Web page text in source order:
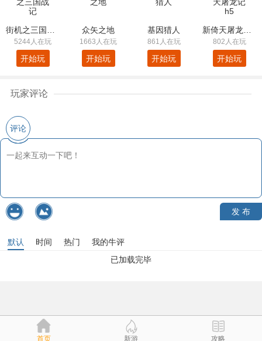
5244人在玩
开始玩
众矢之地
1663人在玩
开始玩
基因猎人
861人在玩
开始玩
802人在玩
开始玩
玩家评论
评论
发 布
默认 时间 热门
我的牛评
已加载完毕
首页 新游 攻略